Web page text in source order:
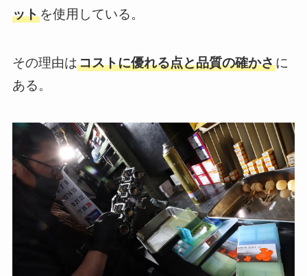
ットを使用している。
その理由はコストに優れる点と品質の確かさに
ある。